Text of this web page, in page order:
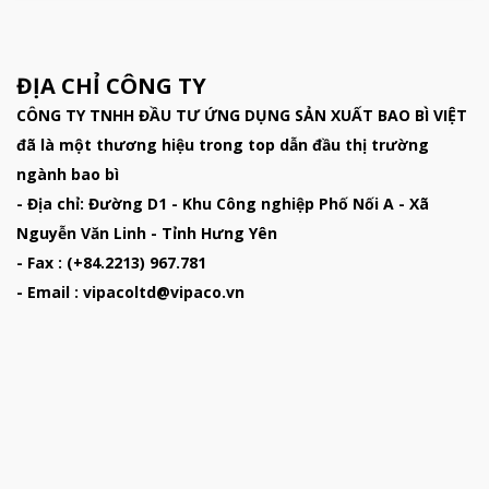
ĐỊA CHỈ CÔNG TY
CÔNG TY TNHH ĐẦU TƯ ỨNG DỤNG SẢN XUẤT BAO BÌ VIỆT
đã là một thương hiệu trong top dẫn đầu thị trường
ngành bao bì
- Địa chỉ: Đường D1 - Khu Công nghiệp Phố Nối A - Xã
Nguyễn Văn Linh - Tỉnh Hưng Yên
- Fax : (+84.2213) 967.781
- Email : vipacoltd@vipaco.vn